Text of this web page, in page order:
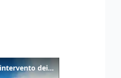
Incendio tra Duino e Monfalcone: l’intervento dei vigili del fuoco